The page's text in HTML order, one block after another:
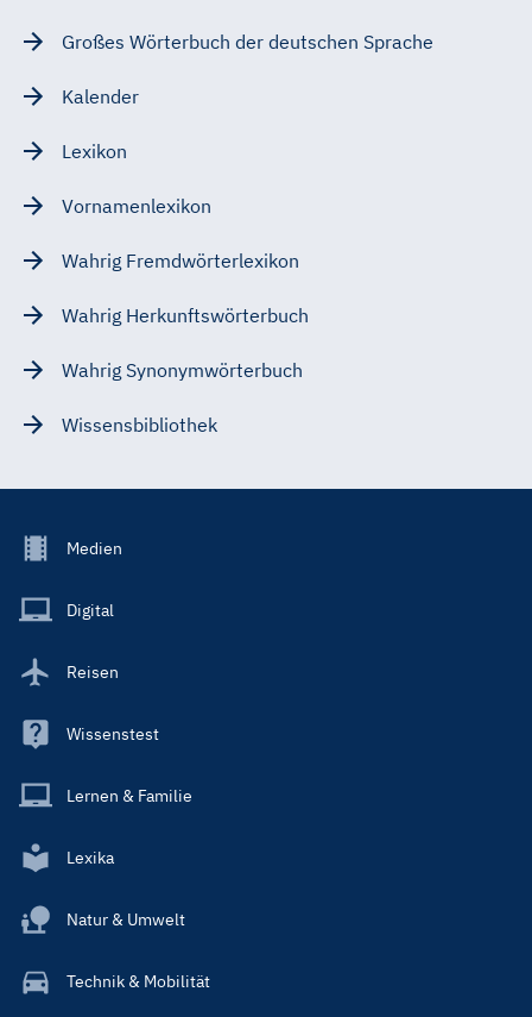
Großes Wörterbuch der deutschen Sprache
Kalender
Lexikon
Vornamenlexikon
Wahrig Fremdwörterlexikon
Wahrig Herkunftswörterbuch
Wahrig Synonymwörterbuch
Wissensbibliothek
Footer
Main
Medien
Digital
Reisen
Wissenstest
Lernen & Familie
Lexika
Natur & Umwelt
Technik & Mobilität